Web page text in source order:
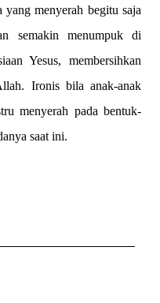
yang menyerah begitu saja
semakin menumpuk di
Yesus, membersihkan
Ironis bila anak-anak
menyerah pada bentuk-
saat ini.